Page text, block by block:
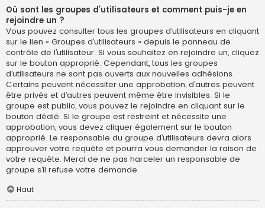
Où sont les groupes d’utilisateurs et comment puis-je en
rejoindre un ?
Vous pouvez consulter tous les groupes d’utilisateurs en cliquant
sur le lien « Groupes d’utilisateurs » depuis le panneau de
contrôle de l’utilisateur. Si vous souhaitez en rejoindre un, cliquez
sur le bouton approprié. Cependant, tous les groupes
d’utilisateurs ne sont pas ouverts aux nouvelles adhésions.
Certains peuvent nécessiter une approbation, d’autres peuvent
être privés et d’autres peuvent même être invisibles. Si le
groupe est public, vous pouvez le rejoindre en cliquant sur le
bouton dédié. Si le groupe est restreint et nécessite une
approbation, vous devez cliquer également sur le bouton
approprié. Le responsable du groupe d’utilisateurs devra alors
approuver votre requête et pourra vous demander la raison de
votre requête. Merci de ne pas harceler un responsable de
groupe s’il refuse votre demande.
Haut